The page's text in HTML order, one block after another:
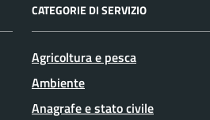
CATEGORIE DI SERVIZIO
Agricoltura e pesca
Ambiente
Anagrafe e stato civile